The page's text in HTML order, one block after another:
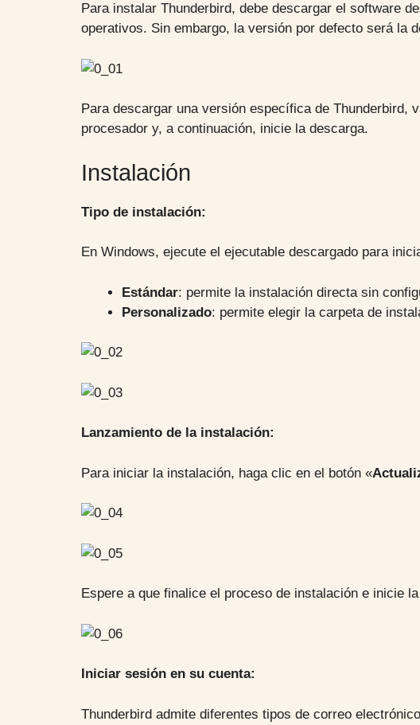
Para instalar Thunderbird, debe descargar el software
operativos. Sin embargo, la versión por defecto será la
Para descargar una versión específica de Thunderbird,
procesador y, a continuación, inicie la descarga.
Instalación
Tipo de instalación:
En Windows, ejecute el ejecutable descargado para
Estándar: permite la instalación directa sin
Personalizado: permite elegir la carpeta de
Lanzamiento de la instalación:
Para iniciar la instalación, haga clic en el botón «
Espere a que finalice el proceso de instalación e inicie
Iniciar sesión en su cuenta:
Thunderbird admite diferentes tipos de correo